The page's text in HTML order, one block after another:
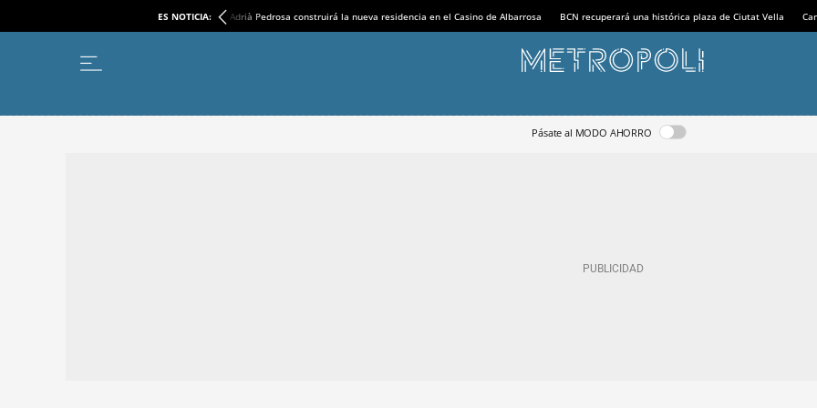
ES NOTICIA: Adrià Pedrosa construirá la nueva residencia en el Casino de Albarrosa BCN recuperará una histórica plaza de Ciutat Vella
Pásate al MODO AHORRO